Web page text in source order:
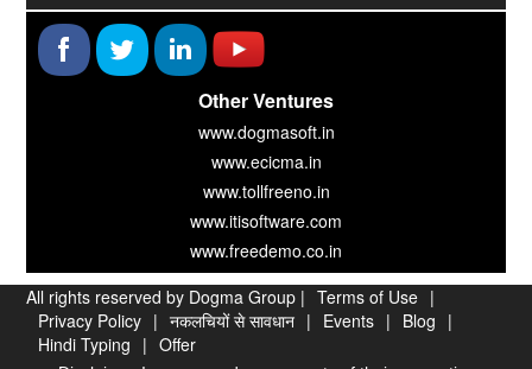
Other Ventures
www.dogmasoft.in
www.ecicma.in
www.tollfreeno.in
www.itisoftware.com
www.freedemo.co.in
All rights reserved by Dogma Group | Terms of Use |
Privacy Policy | नकलचियों से सावधान | Events | Blog |
Hindi Typing | Offer